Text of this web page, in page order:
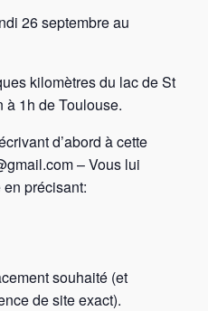
26 septembre au
kilomètres du lac de St
à 1h de Toulouse.
d’abord à cette
– Vous lui
précisant:
souhaité (et
de site exact).